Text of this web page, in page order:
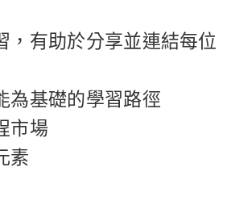
，有助於分享並連結每位
為基礎的學習路徑
市場
素